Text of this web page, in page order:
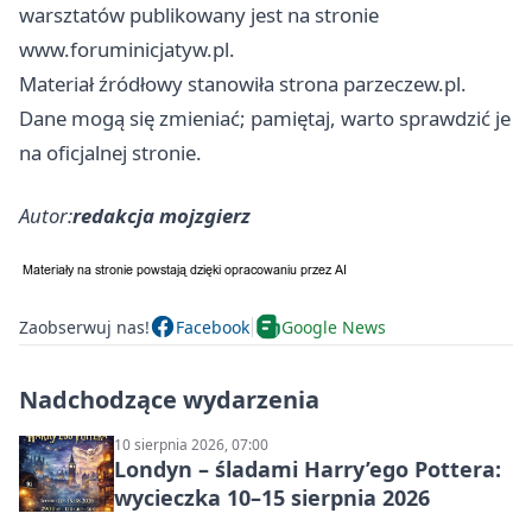
warsztatów publikowany jest na stronie
www.foruminicjatyw.pl.
Materiał źródłowy stanowiła strona parzeczew.pl.
Dane mogą się zmieniać; pamiętaj, warto sprawdzić je
na oficjalnej stronie.
Autor:redakcja mojzgierz
Zaobserwuj nas! Facebook Google News
Nadchodzące wydarzenia
10 sierpnia 2026, 07:00
Londyn – śladami Harry’ego Pottera:
wycieczka 10–15 sierpnia 2026